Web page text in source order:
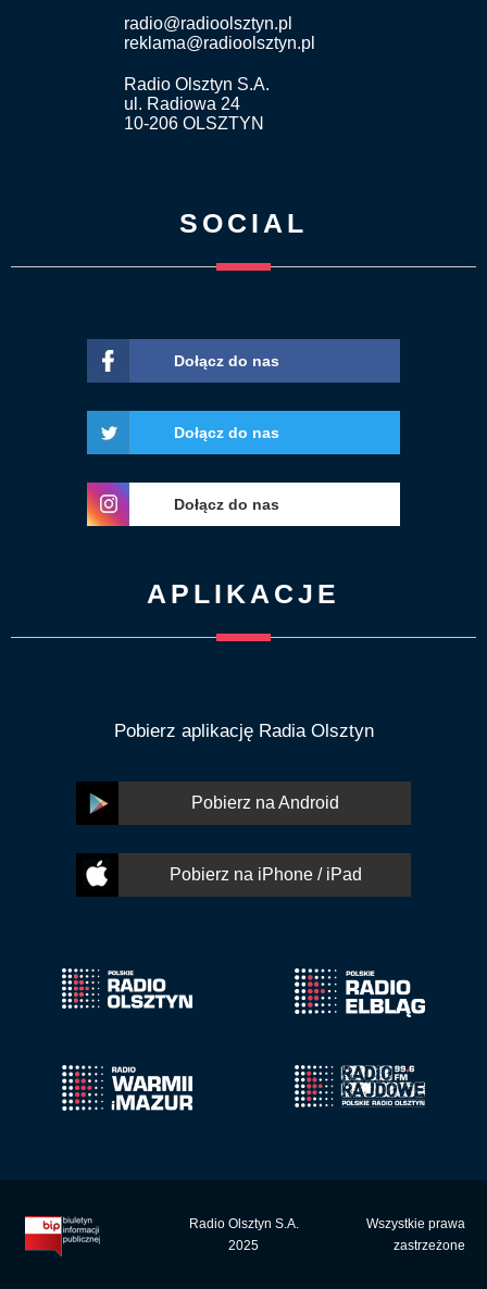
radio@radioolsztyn.pl
reklama@radioolsztyn.pl
Radio Olsztyn S.A.
ul. Radiowa 24
10-206 OLSZTYN
SOCIAL
Dołącz do nas
Dołącz do nas
Dołącz do nas
APLIKACJE
Pobierz aplikację Radia Olsztyn
Pobierz na Android
Pobierz na iPhone / iPad
Radio Olsztyn S.A.
2025
Wszystkie prawa
zastrzeżone